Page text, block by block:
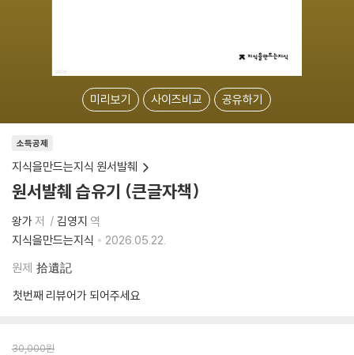
미리보기 사이즈비교 공유하기
소득공제
지식을만드는지식 원서발췌
원서발췌 습유기 (큰글자책)
왕가저 김영지 역
지식을만드는지식
2026.05.22.
원제 拾遺記
첫번째 리뷰어가 되어주세요
30,000원